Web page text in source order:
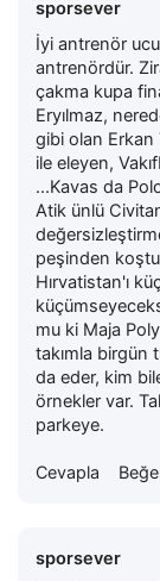
sporsever
İyi antrenör
antrenördür.
çakma kupa
Eryılmaz,
gibi olan Erkan
ile eleyen,
...Kavas da
Atik ünlü
peşinden
Hırvatistan'ı
mu ki Maja
takımla birgün
da eder, kim
örnekler var.
parkeye.
Cevapla
sporsever